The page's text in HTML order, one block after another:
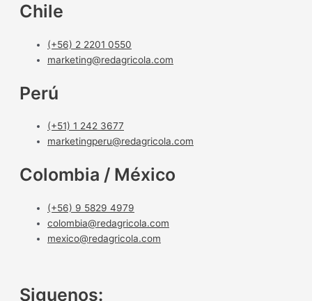
Chile
(+56) 2 2201 0550
marketing@redagricola.com
Perú
(+51) 1 242 3677
marketingperu@redagricola.com
Colombia / México
(+56) 9 5829 4979
colombia@redagricola.com
mexico@redagricola.com
Siguenos: